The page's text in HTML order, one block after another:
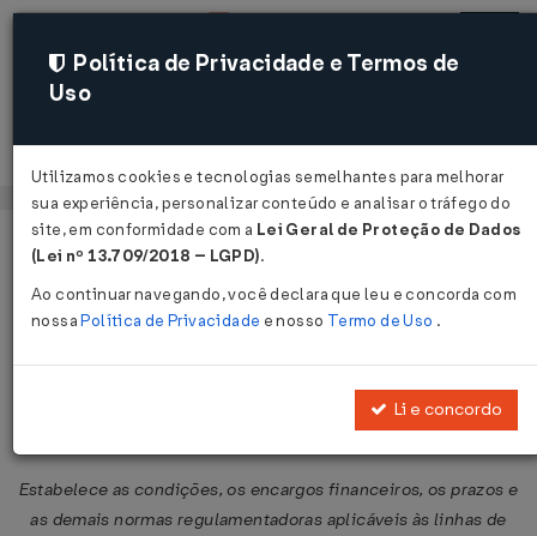
Acessar
Página Inicial Legislações
Resolução CMN Nº 5325 DE
Estabelece as condições, os encargos financeiros, os prazos e
as demais normas regulamentadoras aplicáveis às linhas de
Política de Privacidade e Termos de
Uso
Utilizamos cookies e tecnologias semelhantes para melhorar
sua experiência, personalizar conteúdo e analisar o tráfego do
site, em conformidade com a Lei Geral de Proteção de Dados
(Lei nº 13.709/2018 – LGPD).
Ao continuar navegando, você declara que leu e concorda com
nossaPolítica de Privacidade e nosso Termo de Uso .
Li e concordo